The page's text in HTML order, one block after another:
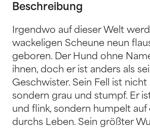
Beschreibung
Irgendwo auf dieser Welt
wackeligen Scheune neun
geboren. Der Hund ohne
ihnen, doch er ist anders als
Geschwister. Sein Fell ist nicht
sondern grau und stumpf. Er
und flink, sondern humpelt auf
durchs Leben. Sein größter